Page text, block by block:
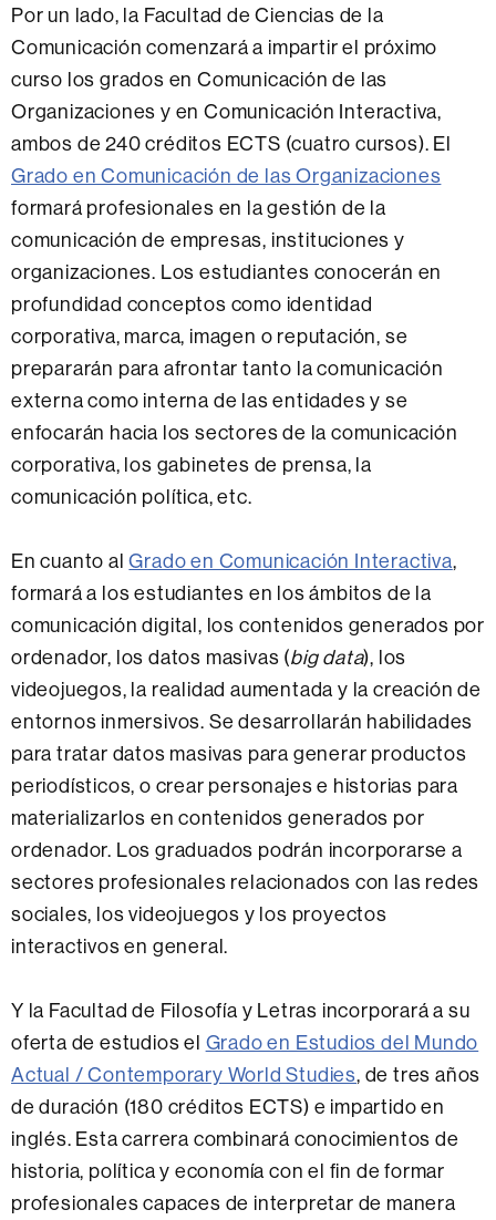
Por un lado, la Facultad de Ciencias de la
Comunicación comenzará a impartir el próximo
curso los grados en Comunicación de las
Organizaciones y en Comunicación Interactiva,
ambos de 240 créditos ECTS (cuatro cursos). El
Grado en Comunicación de las Organizaciones
formará profesionales en la gestión de la
comunicación de empresas, instituciones y
organizaciones. Los estudiantes conocerán en
profundidad conceptos como identidad
corporativa, marca, imagen o reputación, se
prepararán para afrontar tanto la comunicación
externa como interna de las entidades y se
enfocarán hacia los sectores de la comunicación
corporativa, los gabinetes de prensa, la
comunicación política, etc.
En cuanto alGrado en Comunicación Interactiva,
formará a los estudiantes en los ámbitos de la
comunicación digital, los contenidos generados por
ordenador, los datos masivas (big data), los
videojuegos, la realidad aumentada y la creación de
entornos inmersivos. Se desarrollarán habilidades
para tratar datos masivas para generar productos
periodísticos, o crear personajes e historias para
materializarlos en contenidos generados por
ordenador. Los graduados podrán incorporarse a
sectores profesionales relacionados con las redes
sociales, los videojuegos y los proyectos
interactivos en general.
Y la Facultad de Filosofía y Letras incorporará a su
oferta de estudios el Grado en Estudios del Mundo
Actual / Contemporary World Studies, de tres años
de duración (180 créditos ECTS) e impartido en
inglés. Esta carrera combinará conocimientos de
historia, política y economía con el fin de formar
profesionales capaces de interpretar de manera